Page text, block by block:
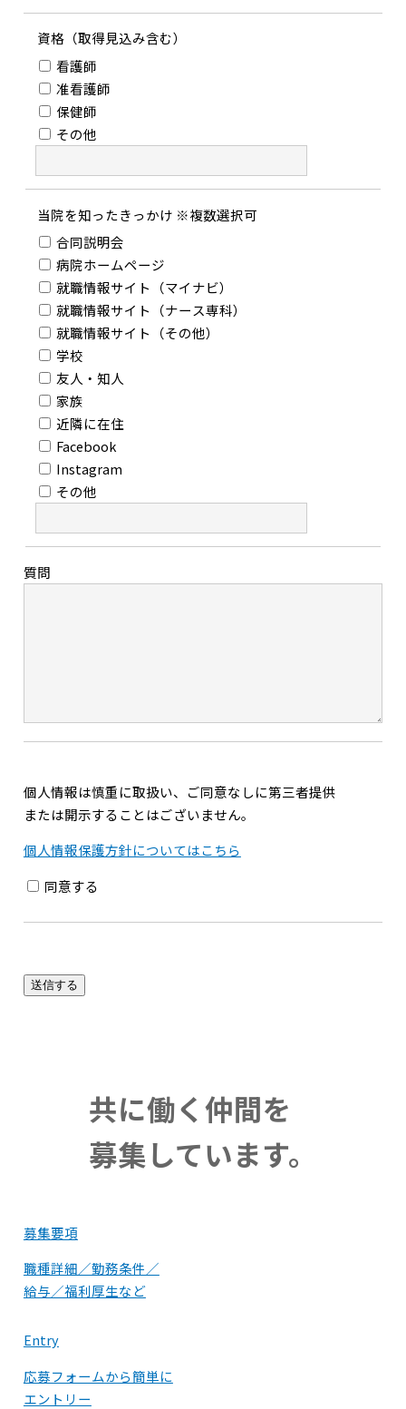
資格（取得見込み含む）
看護師
准看護師
保健師
その他
当院を知ったきっかけ ※複数選択可
合同説明会
病院ホームページ
就職情報サイト（マイナビ）
就職情報サイト（ナース専科）
就職情報サイト（その他）
学校
友人・知人
家族
近隣に在住
Facebook
Instagram
その他
質問
個人情報は慎重に取扱い、ご同意なしに第三者提供
または開示することはございません。
個人情報保護方針についてはこちら
同意する
送信する
共に働く仲間を
募集しています。
募集要項
職種詳細／勤務条件／
給与／福利厚生など
Entry
応募フォームから簡単に
エントリー